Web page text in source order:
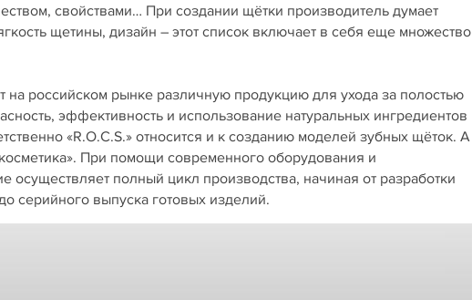
свойствами… При создании щётки производитель думает
щетины, дизайн – этот список включает в себя еще множество
на российском рынке различную продукцию для ухода за полостью
эффективность и использование натуральных ингредиентов
«R.O.C.S.» относится и к созданию моделей зубных щёток. А
При помощи современного оборудования и
осуществляет полный цикл производства, начиная от разработки
серийного выпуска готовых изделий.